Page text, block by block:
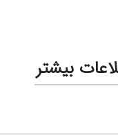
بیشتر